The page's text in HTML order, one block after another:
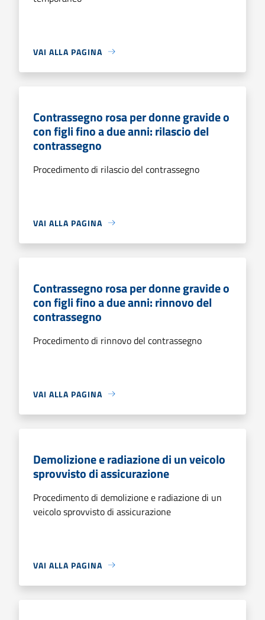
VAI ALLA PAGINA
Contrassegno rosa per donne gravide o
con figli fino a due anni: rilascio del
contrassegno
Procedimento di rilascio del contrassegno
VAI ALLA PAGINA
Contrassegno rosa per donne gravide o
con figli fino a due anni: rinnovo del
contrassegno
Procedimento di rinnovo del contrassegno
VAI ALLA PAGINA
Demolizione e radiazione di un veicolo
sprovvisto di assicurazione
Procedimento di demolizione e radiazione di un
veicolo sprovvisto di assicurazione
VAI ALLA PAGINA